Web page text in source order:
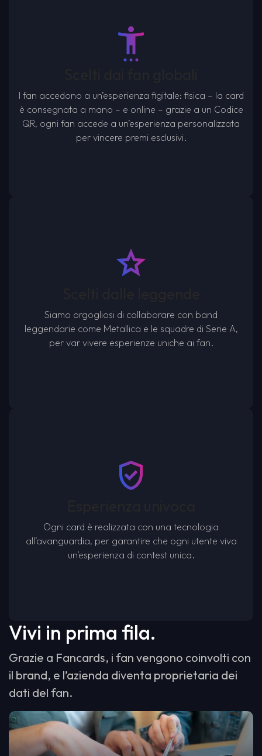
I fan accedono a un’esperienza figitale: fisica – la card
è consegnata a mano – e online – grazie a un Codice
QR, ogni fan accede a un’esperienza personalizzata
per vincere premi esclusivi.
Siamo orgogliosi di collaborare con band
leggendarie come Metallica e le squadre di Serie A,
per var vivere esperienze uniche ai fan.
Ogni card è realizzata con una tecnologia
all’avanguardia, per garantire che ogni utente viva
un’esperienza di contest unica.
Vivi in prima fila.
Grazie a Fancards, i fan vengono coinvolti con
il brand, e l’azienda diventa proprietaria dei
dati del fan.